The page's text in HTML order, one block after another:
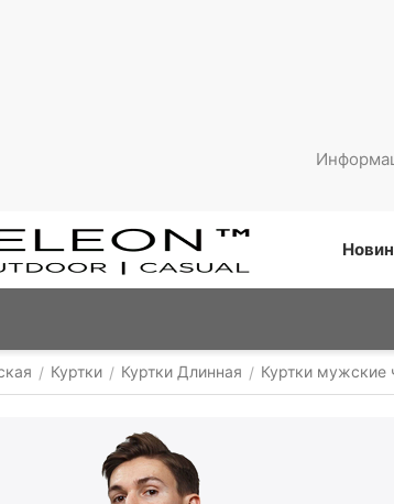
/ Куртки / Куртки Длинная / Куртки мужские